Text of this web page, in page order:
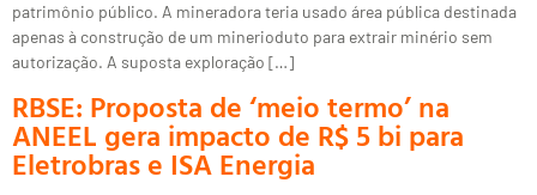
patrimônio público. A mineradora teria usado área pública destinada
apenas à construção de um minerioduto para extrair minério sem
autorização. A suposta exploração […]
RBSE: Proposta de ‘meio termo’ na
ANEEL gera impacto de R$ 5 bi para
Eletrobras e ISA Energia